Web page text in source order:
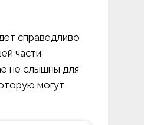
справедливо
части
не слышны для
могут